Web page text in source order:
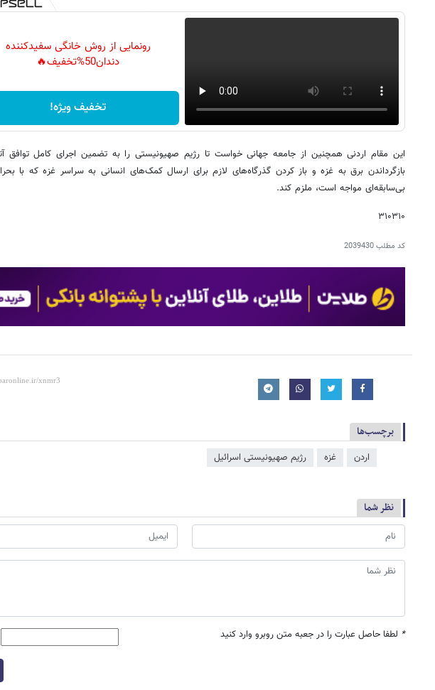
رونمایی از روش خانگی سفیدکننده
دندان50%تخفیف🔥
تخفیف ویژه!
این مقام اردنی همچنین از جامعه جهانی خواست تا رژیم صهیونیستی را به تضمین اجرای کامل
بازگرداندن برق به غزه و باز کردن گذرگاه‌های لازم برای ارسال کمک‌های انسانی به سراسر غزه که با
بی‌سابقه‌ای مواجه است، ملزم کند.
۳۱۰۳۱۰
کد مطلب2039430
برچسب‌ها
اردن غزه رژیم صهیونیستی اسرائیل
نظر شما
* لطفا حاصل عبارت را در جعبه متن روبرو وارد کنید